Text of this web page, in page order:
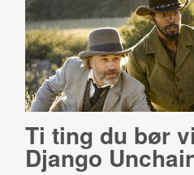
Ti ting du bør
Django